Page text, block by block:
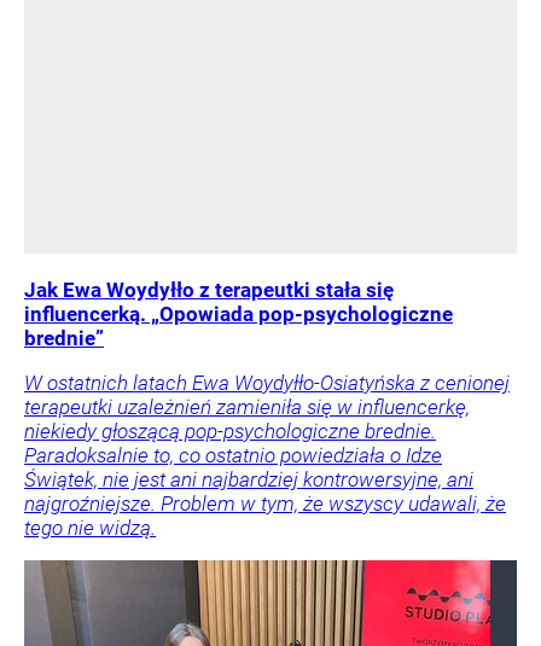
Jak Ewa Woydyłło z terapeutki stała się
influencerką. „Opowiada pop-psychologiczne
brednie”
W ostatnich latach Ewa Woydyłło-Osiatyńska z cenionej
terapeutki uzależnień zamieniła się w influencerkę,
niekiedy głoszącą pop-psychologiczne brednie.
Paradoksalnie to, co ostatnio powiedziała o Idze
Świątek, nie jest ani najbardziej kontrowersyjne, ani
najgroźniejsze. Problem w tym, że wszyscy udawali, że
tego nie widzą.